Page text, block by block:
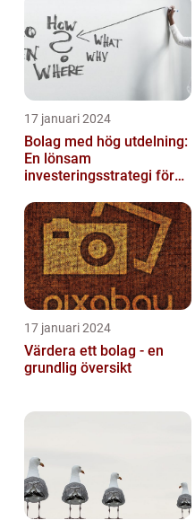
17 januari 2024
Bolag med hög utdelning:
En lönsam
investeringsstrategi för
17 januari 2024
Värdera ett bolag - en
grundlig översikt